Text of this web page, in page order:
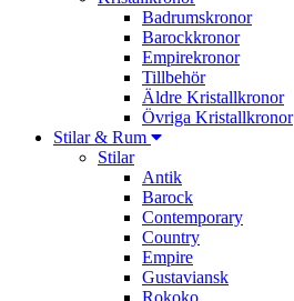
Badrumskronor
Barockkronor
Empirekronor
Tillbehör
Äldre Kristallkronor
Övriga Kristallkronor
Stilar & Rum
Stilar
Antik
Barock
Contemporary
Country
Empire
Gustaviansk